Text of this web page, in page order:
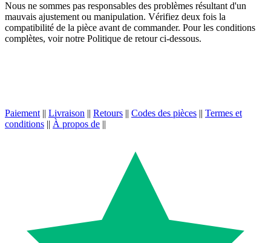
Nous ne sommes pas responsables des problèmes résultant d'un
mauvais ajustement ou manipulation. Vérifiez deux fois la
compatibilité de la pièce avant de commander. Pour les conditions
complètes, voir notre Politique de retour ci-dessous.
Paiement || Livraison || Retours || Codes des pièces || Termes et
conditions || À propos de ||